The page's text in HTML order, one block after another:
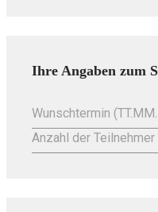
Ihre Angaben zum
Wunschtermin
Anzahl der Teilnehmer